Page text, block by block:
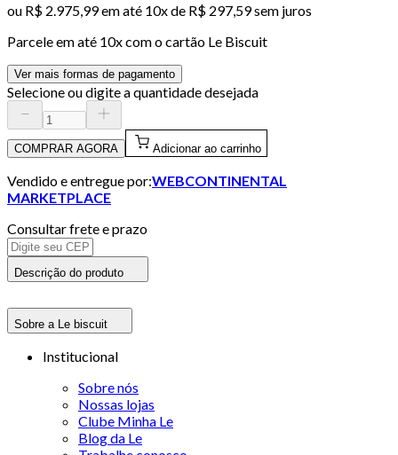
ou R$ 2.975,99em até 10x de R$ 297,59 sem juros
Parcele em até 10x com o cartão Le Biscuit
Ver mais formas de pagamento
Selecione ou digite a quantidade desejada
COMPRAR AGORA Adicionar ao carrinho
Vendido e entregue por:WEBCONTINENTAL
MARKETPLACE
Consultar frete e prazo
Descrição do produto
Sobre a Le biscuit
Institucional
Sobre nós
Nossas lojas
Clube Minha Le
Blog da Le